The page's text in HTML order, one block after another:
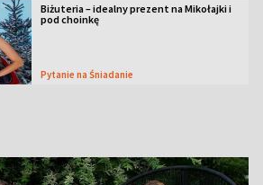
Biżuteria – idealny prezent na Mikołajki i
pod choinkę
Pytanie na Śniadanie